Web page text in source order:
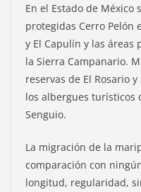
En el Estado de México
protegidas Cerro Pelón
y El Capulín y las áreas
la Sierra Campanario.
reservas de El Rosario
los albergues turísticos
Senguio.
La migración de la
comparación con
longitud, regularidad,